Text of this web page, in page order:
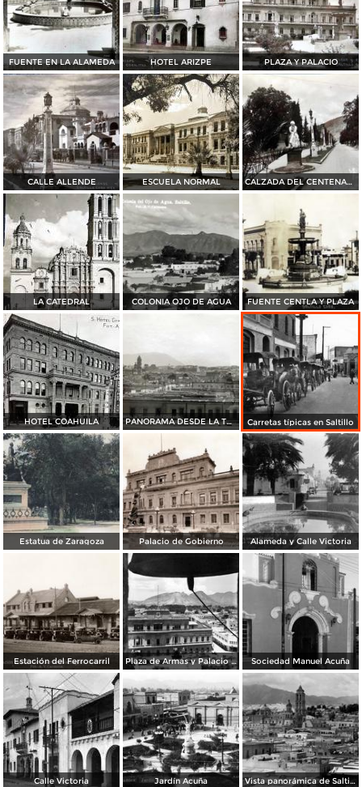
FUENTE EN LA ALAMEDA HOTEL ARIZPE PLAZA Y PALACIO
CALLE ALLENDE ESCUELA NORMAL CALZADA DEL CENTENARIO
LA CATEDRAL COLONIA OJO DE AGUA FUENTE CENTLA Y PLAZA
HOTEL COAHUILA PANORAMA DESDE LA TERREZA DEL CALVARIO Carretas típicas en Saltillo
Estatua de Zaragoza Palacio de Gobierno Alameda y Calle Victoria
Estación del Ferrocarril Plaza de Armas y Palacio de Gobierno Sociedad Manuel Acuña
Calle Victoria Jardín Acuña Vista panorámica de Saltillo